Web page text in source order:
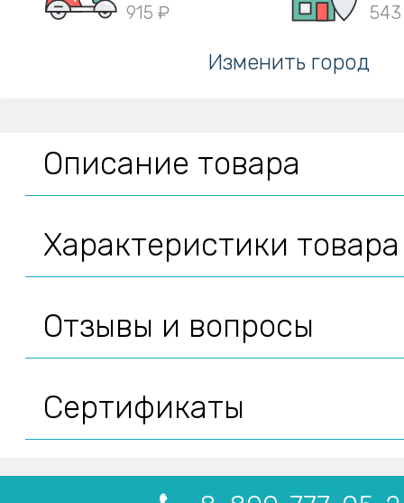
915 ₽
Изменить город
Описание товара
Характеристики товара
Отзывы и вопросы
Сертификаты